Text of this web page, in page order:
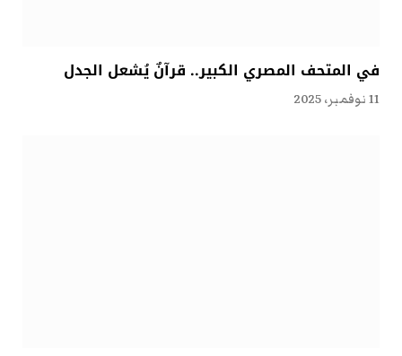
في المتحف المصري الكبير.. قرآنٌ يُشعل الجدل
11 نوفمبر، 2025